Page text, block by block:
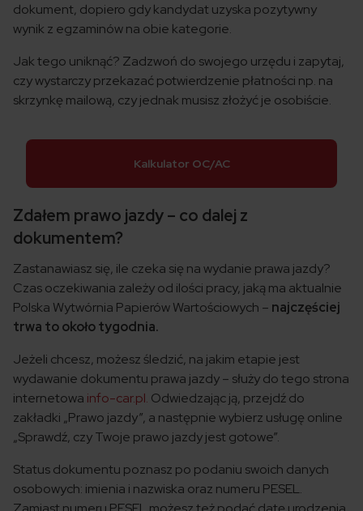
dokument, dopiero gdy kandydat uzyska pozytywny
wynik z egzaminów na obie kategorie.
Jak tego uniknąć? Zadzwoń do swojego urzędu i zapytaj,
czy wystarczy przekazać potwierdzenie płatności np. na
skrzynkę mailową, czy jednak musisz złożyć je osobiście.
Kalkulator OC/AC
Zdałem prawo jazdy – co dalej z
dokumentem?
Zastanawiasz się, ile czeka się na wydanie prawa jazdy?
Czas oczekiwania zależy od ilości pracy, jaką ma aktualnie
Polska Wytwórnia Papierów Wartościowych – najczęściej
trwa to około tygodnia.
Jeżeli chcesz, możesz śledzić, na jakim etapie jest
wydawanie dokumentu prawa jazdy – służy do tego strona
internetowa info-car.pl. Odwiedzając ją, przejdź do
zakładki „Prawo jazdy”, a następnie wybierz usługę online
„Sprawdź, czy Twoje prawo jazdy jest gotowe”.
Status dokumentu poznasz po podaniu swoich danych
osobowych: imienia i nazwiska oraz numeru PESEL.